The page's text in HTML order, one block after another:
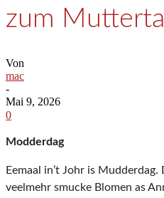
zum
Von
mac
-
Mai 9, 2026
0
Modderdag
Eemaal in’t Johr is
veelmehr smucke Blomen as